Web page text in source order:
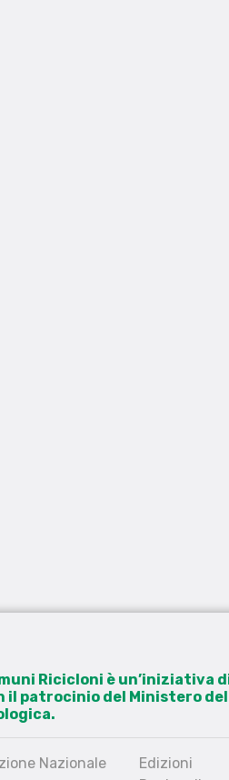
Ricicloni è un’iniziativa
il patrocinio del Ministero
Nazionale
Edizioni